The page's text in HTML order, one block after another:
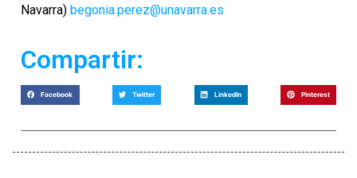
Navarra) begonia.perez@unavarra.es
Compartir:
Facebook Twitter LinkedIn Pinterest